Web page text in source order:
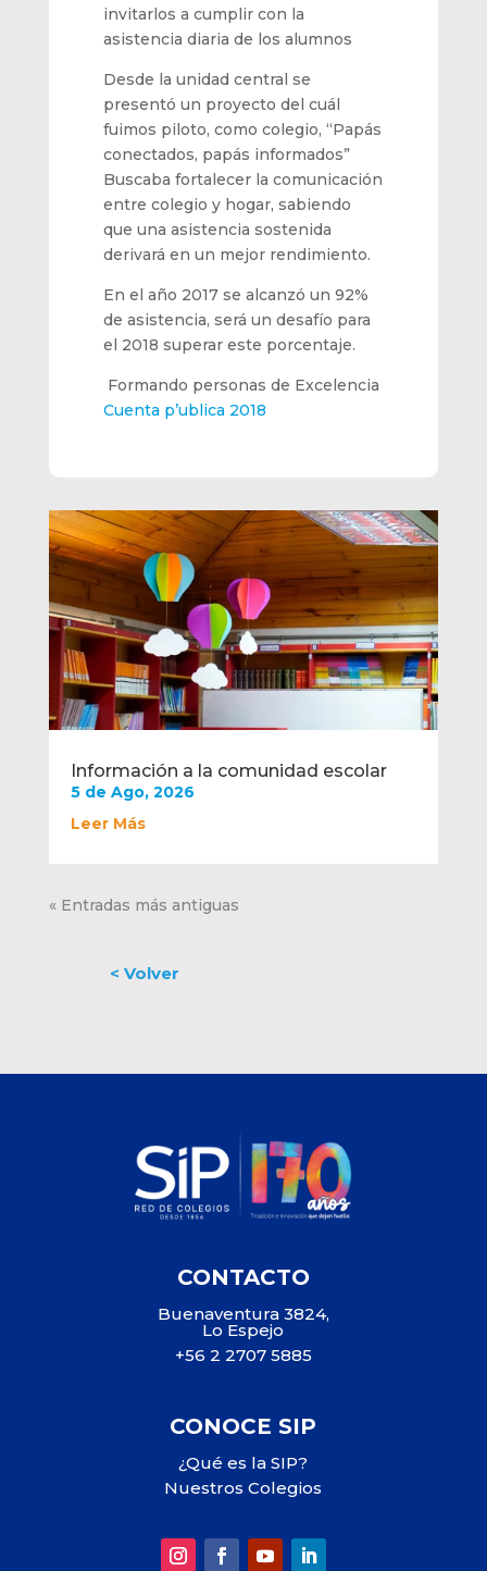
Información a la comunidad escolar
5 de Ago, 2026
Leer Más
« Entradas más antiguas
invitarlos a cumplir con la
asistencia diaria de los alumnos
Desde la unidad central se
presentó un proyecto del cuál
fuimos piloto, como colegio, “Papás
conectados, papás informados”
Buscaba fortalecer la comunicación
entre colegio y hogar, sabiendo
que una asistencia sostenida
derivará en un mejor rendimiento.
En el año 2017 se alcanzó un 92%
de asistencia, será un desafío para
el 2018 superar este porcentaje.
Formando personas de Excelencia
Cuenta p’ublica 2018
CONTACTO
Buenaventura 3824,
Lo Espejo
+56 2 2707 5885
CONOCE SIP
¿Qué es la SIP?
Nuestros Colegios